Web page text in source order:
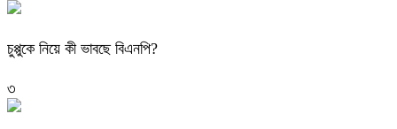
চুপ্পুকে নিয়ে কী ভাবছে বিএনপি?
৩